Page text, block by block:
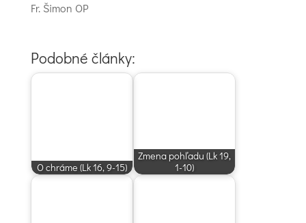
Fr. Šimon OP
Podobné články:
O chráme (Lk 16, 9-15)
Zmena pohľadu (Lk 19,
1-10)